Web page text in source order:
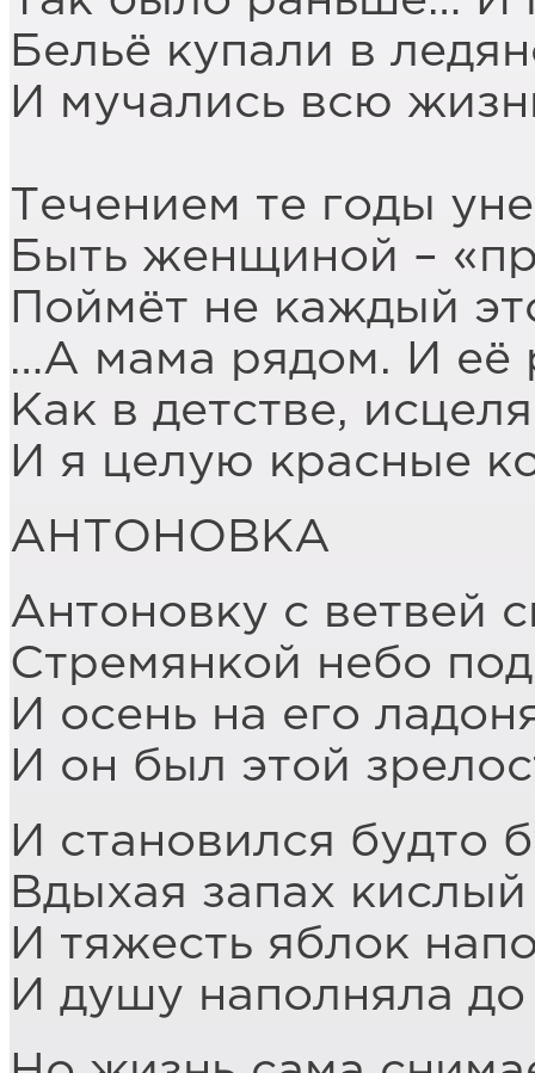
Бельё купали в
И мучались всю
Течением те годы
Быть женщиной –
Поймёт не каждый
…А мама рядом. И её
Как в детстве,
И я целую красные
АНТОНОВКА
Антоновку с ветвей
Стремянкой небо
И осень на его
И он был этой
И становился будто
Вдыхая запах
И тяжесть яблок
И душу наполняла до